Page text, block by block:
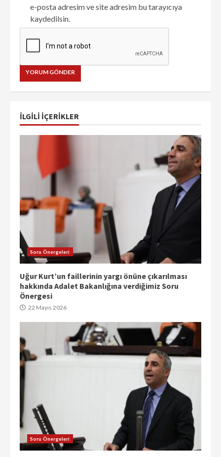
e-posta adresim ve site adresim bu tarayıcıya
kaydedilsin.
İLGILI IÇERIKLER
Soru Önergeleri
Uğur Kurt’un faillerinin yargı önüne çıkarılması
hakkında Adalet Bakanlığına verdiğimiz Soru
Önergesi
22 Mayıs 2026
Soru Önergeleri